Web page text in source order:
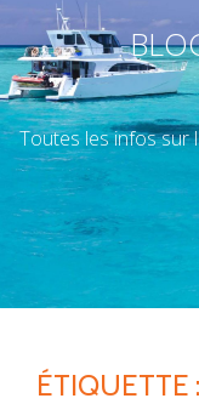
Toutes les infos sur
ÉTIQUETTE :